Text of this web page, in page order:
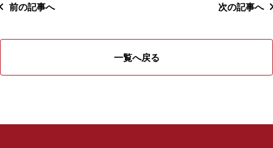
前の記事へ 次の記事へ
一覧へ戻る